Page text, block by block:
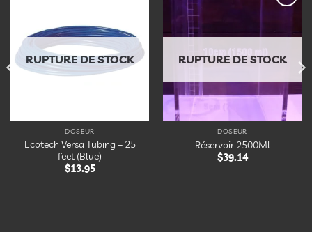
liste
d’envies
RUPTURE DE STOCK
DOSEUR
Ecotech Versa Tubing – 25
feet (Blue)
$13.95
liste
RUPTURE DE STOCK
DOSEUR
Réservoir 2500Ml
$39.14